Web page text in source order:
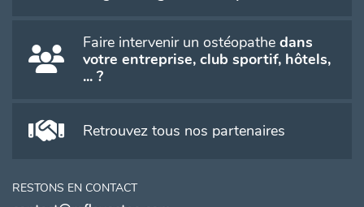
Faire intervenir un ostéopathe dans
votre entreprise, club sportif, hôtels,
... ?
Retrouvez tous nos partenaires
RESTONS EN CONTACT